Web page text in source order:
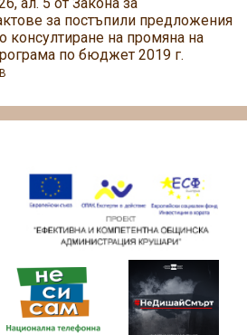
за постъпили предложения
консултиране на промяна на
по бюджет 2019 г.